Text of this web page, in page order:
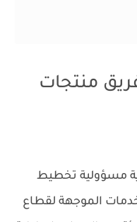
منتجات
مسؤولية تخطيط
الموجهة لقطاع